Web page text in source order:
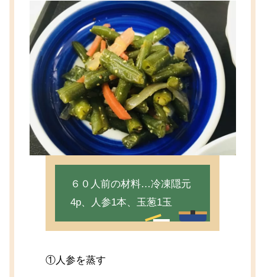
６０人前の材料…冷凍隠元
4p、人参1本、玉葱1玉
①人参を蒸す